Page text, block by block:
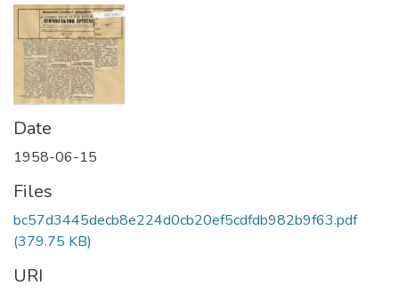
Date
1958-06-15
Files
bc57d3445decb8e224d0cb20ef5cdfdb982b9f63.pdf
(379.75 KB)
URI